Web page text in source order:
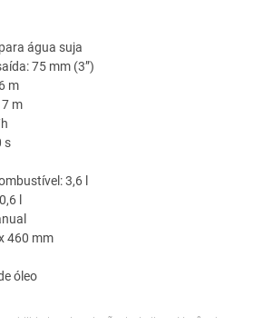
água suja
75 mm (3”)
m
m
s
3,6 l
l
460 mm
óleo
pela cotação deste item. Você acha que